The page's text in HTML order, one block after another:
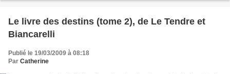
Le livre des destins (tome 2), de Le Tendre et
Biancarelli
Publié le 19/03/2009 à 08:18
Par Catherine